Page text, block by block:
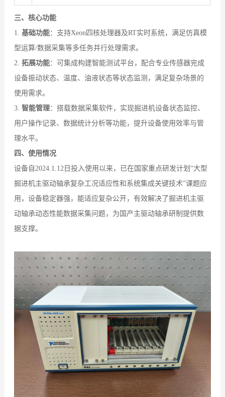
三、核心功能
1.基础功能：支持Xeon四核处理器及RT实时系统，满足仿真模
型运算/数据采集等多任务并行处理需求。
2.拓展功能：
可集成构建智能测试平台，配合专业传感器完成
设备振动状态、温度、油液状态等状态监测，满足复杂场景的
使用需求。
3.智能管理：搭载数据采集软件，实现掘进机设备状态监控、
用户操作记录、数据统计分析等功能，提升设备使用效率与管
理水平。
四、使用情况
设备自2024.1.12日投入使用以来，已在国家重点研发计划“大型
掘进机主驱动轴承复杂工况适应性和系统集成关键技术”课题应
用，设备稳定器强，能适应复杂公开，有效解决了掘进机主驱
动轴承动态性能数据采集问题，为国产主驱动轴承研制提供数
据支撑。